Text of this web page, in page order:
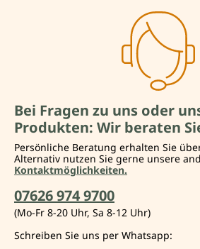
Bei Fragen zu uns oder
Produkten: Wir beraten
Persönliche Beratung erhalten Sie
Alternativ nutzen Sie gerne unsere
Kontaktmöglichkeiten.
07626 974 9700
(Mo-Fr 8-20 Uhr, Sa 8-12 Uhr)
Schreiben Sie uns per Whatsapp: